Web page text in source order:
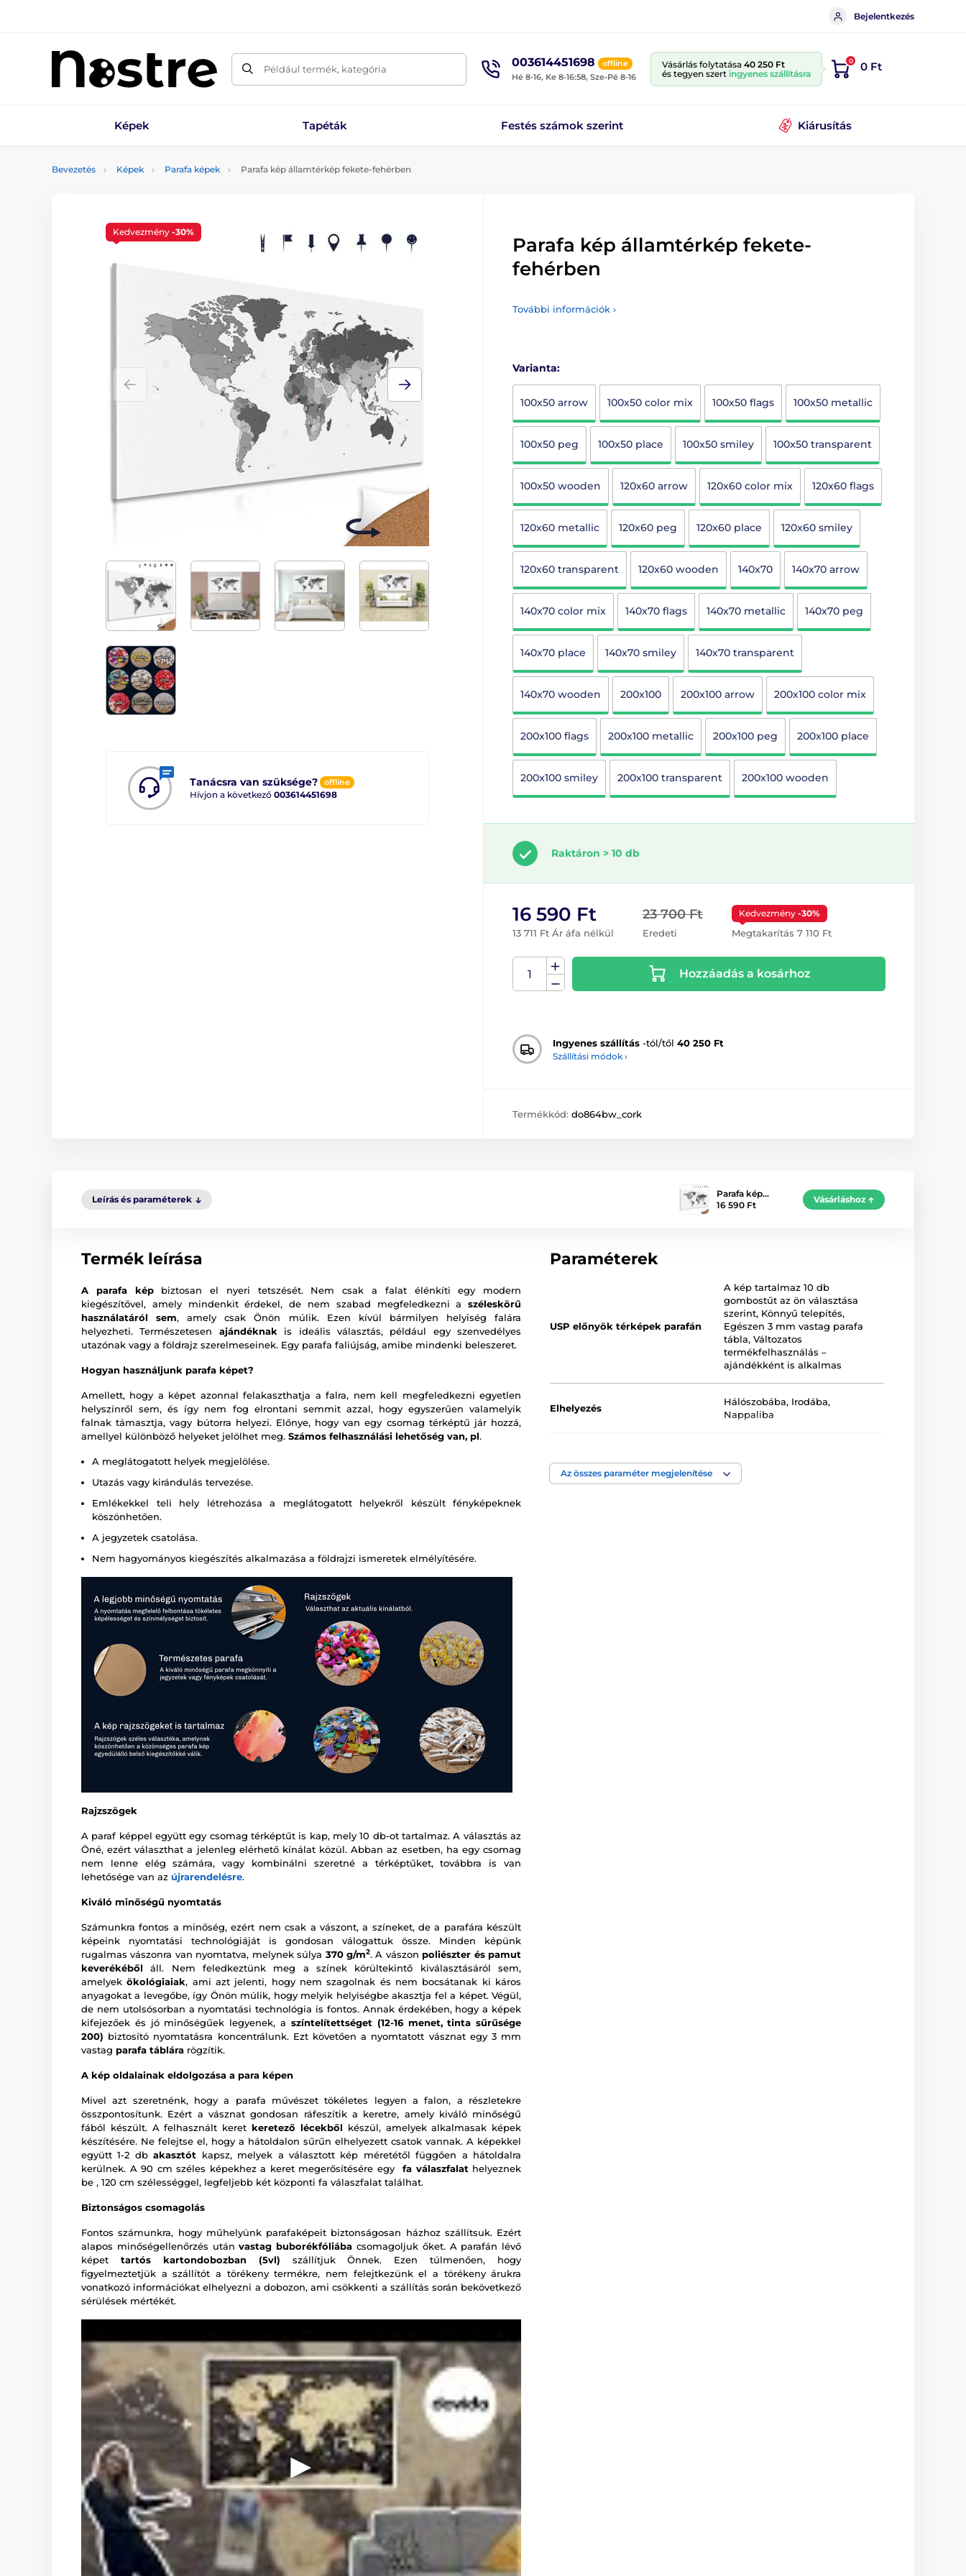
Bejelentkezés
Például termék, kategória 003614451698
offline
Hé 8-16, Ke 8-16:58, Sze-Pé 8-16
Vásárlás folytatása 40 250 Ft
és tegyen szert ingyenes szállításra
0 0 Ft
Képek Tapéták Festés számok szerint Kiárusítás
Bevezetés Képek Parafa képek Parafa kép államtérkép fekete-fehérben
Tanácsra van szüksége? offline
Hívjon a következő 003614451698
Kedvezmény -30%
Parafa kép államtérkép fekete-
fehérben
További információk ›
Varianta:
100x50 arrow 100x50 color mix 100x50 flags 100x50 metallic
100x50 peg 100x50 place 100x50 smiley 100x50 transparent
100x50 wooden 120x60 arrow 120x60 color mix 120x60 flags
120x60 metallic 120x60 peg 120x60 place 120x60 smiley
120x60 transparent 120x60 wooden 140x70 140x70 arrow
140x70 color mix 140x70 flags 140x70 metallic 140x70 peg
140x70 place 140x70 smiley 140x70 transparent
140x70 wooden 200x100 200x100 arrow 200x100 color mix
200x100 flags 200x100 metallic 200x100 peg 200x100 place
200x100 smiley 200x100 transparent 200x100 wooden
Raktáron > 10 db
23 700 Ft
Eredeti
16 590 Ft
13 711 Ft Ár áfa nélkül
Kedvezmény -30%
Megtakarítás 7 110 Ft
Hozzáadás a kosárhoz
Ingyenes szállítás -tól/től 40 250 Ft
Szállítási módok ›
Termékkód: do864bw_cork
Leírás és paraméterek
Parafa kép…
16 590 Ft
Vásárláshoz
Termék leírása
A parafa képbiztosan el nyeri tetszését. Nem csak a falat élénkíti egy modern
kiegészítővel, amely mindenkit érdekel, de nem szabad megfeledkezni aszéleskörű
használatáról sem, amely csak Önön múlik. Ezen kívül bármilyen helyiség falára
helyezheti. Természetesen ajándéknak is ideális választás, például egy szenvedélyes
utazónak vagy a földrajz szerelmeseinek. Egy parafa faliújság, amibe mindenki beleszeret.
Hogyan használjunk parafa képet?
Amellett, hogy a képet azonnal felakaszthatja a falra, nem kell megfeledkezni egyetlen
helyszínről sem, és így nem fog elrontani semmit azzal, hogy egyszerűen valamelyik
falnak támasztja, vagy bútorra helyezi. Előnye, hogy van egy csomag térképtű jár hozzá,
amellyel különböző helyeket jelölhet meg. Számos felhasználási lehetőség van, pl.
A meglátogatott helyek megjelölése.
Utazás vagy kirándulás tervezése.
Emlékekkel teli hely létrehozása a meglátogatott helyekről készült fényképeknek
köszönhetően.
A jegyzetek csatolása.
Nem hagyományos kiegészítés alkalmazása a földrajzi ismeretek elmélyítésére.
Rajzszögek
A paraf képpel együtt egy csomag térképtűt is kap, mely 10 db-ot tartalmaz. A választás az
Öné, ezért választhat a jelenleg elérhető kínálat közül. Abban az esetben, ha egy csomag
nem lenne elég számára, vagy kombinálni szeretné a térképtűket, továbbra is van
lehetősége van az újrarendelésre.
Kiváló minőségű nyomtatás
Számunkra fontos a minőség, ezért nem csak a vászont, a színeket, de a parafára készült
képeink nyomtatási technológiáját is gondosan válogattuk össze. Minden képünk
rugalmas vászonra van nyomtatva, melynek súlya 370 g/m2. A vászon poliészter és pamut
keverékéből áll. Nem feledkeztünk meg a színek körültekintő kiválasztásáról sem,
amelyekökológiaiak, ami azt jelenti, hogy nem szagolnak és nem bocsátanak ki káros
anyagokat a levegőbe, így Önön múlik, hogy melyik helyiségbe akasztja fel a képet. Végül,
de nem utolsósorban a nyomtatási technológia is fontos. Annak érdekében, hogy a képek
kifejezőek és jó minőségűek legyenek, a színtelítettséget (12-16 menet, tinta sűrűsége
200) biztosító nyomtatásra koncentrálunk. Ezt követően a nyomtatott vásznat egy 3 mm
vastag parafa táblára rögzítik.
A kép oldalainak eldolgozása a para képen
Mivel azt szeretnénk, hogy a parafa művészet tökéletes legyen a falon, a részletekre
összpontosítunk. Ezért a vásznat gondosan ráfeszítik a keretre, amely kiváló minőségű
fából készült. A felhasznált keret keretező lécekből készül, amelyek alkalmasak képek
készítésére. Ne felejtse el, hogy a hátoldalon sűrűn elhelyezett csatok vannak. A képekkel
együtt 1-2 dbakasztót kapsz, melyek a választott kép méretétől függően a hátoldalra
kerülnek. A 90 cm széles képekhez a keret megerősítésére egyfa válaszfalat helyeznek
be , 120 cm szélességgel, legfeljebb két központi fa válaszfalat találhat.
Biztonságos csomagolás
Fontos számunkra, hogy műhelyünk parafaképeit biztonságosan házhoz szállítsuk. Ezért
alapos minőségellenőrzés utánvastag buborékfóliába csomagoljuk őket. A parafán lévő
képet tartós kartondobozban (5vl) szállítjuk Önnek. Ezen túlmenően, hogy
figyelmeztetjük a szállítót a törékeny termékre, nem felejtkezünk el a törékeny árukra
vonatkozó információkat elhelyezni a dobozon, ami csökkenti a szállítás során bekövetkező
sérülések mértékét.
Paraméterek
USP előnyök térképek parafán
A kép tartalmaz 10 db
gombostűt az ön választása
szerint, Könnyű telepítés,
Egészen 3 mm vastag parafa
tábla,Változatos
termékfelhasználás –
ajándékként is alkalmas
Elhelyezés
Hálószobába, Irodába,
Nappaliba
Szín Fehér
Az összes paraméter megjelenítése